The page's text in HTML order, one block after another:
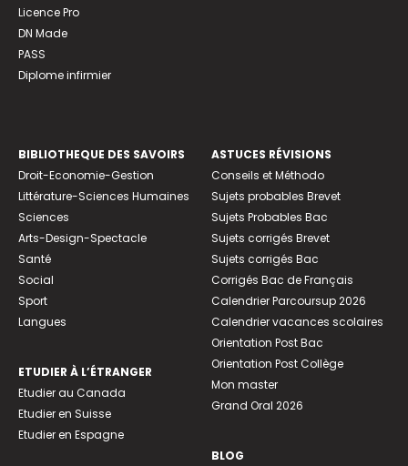
Licence Pro
DN Made
PASS
Diplome infirmier
BIBLIOTHEQUE DES SAVOIRS
Droit-Economie-Gestion
Littérature-Sciences Humaines
Sciences
Arts-Design-Spectacle
Santé
Social
Sport
Langues
ETUDIER À L’ÉTRANGER
Etudier au Canada
Etudier en Suisse
Etudier en Espagne
ASTUCES RÉVISIONS
Conseils et Méthodo
Sujets probables Brevet
Sujets Probables Bac
Sujets corrigés Brevet
Sujets corrigés Bac
Corrigés Bac de Français
Calendrier Parcoursup 2026
Calendrier vacances scolaires
Orientation Post Bac
Orientation Post Collège
Mon master
Grand Oral 2026
BLOG